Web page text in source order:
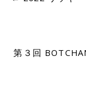
第３回